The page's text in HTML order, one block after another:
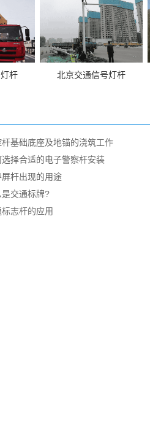
杆 北京交通信号灯杆
杆基础底座及地锚的浇筑工作
选择合适的电子警察杆安装
屏杆出现的用途
是交通标牌?
标志杆的应用